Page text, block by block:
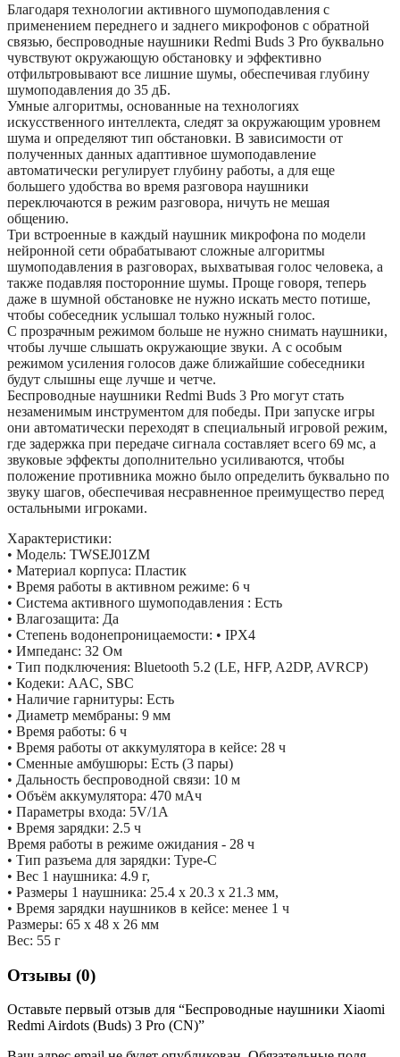
Благодаря технологии активного шумоподавления с
применением переднего и заднего микрофонов с обратной
связью, беспроводные наушники Redmi Buds 3 Pro буквально
чувствуют окружающую обстановку и эффективно
отфильтровывают все лишние шумы, обеспечивая глубину
шумоподавления до 35 дБ.
Умные алгоритмы, основанные на технологиях
искусственного интеллекта, следят за окружающим уровнем
шума и определяют тип обстановки. В зависимости от
полученных данных адаптивное шумоподавление
автоматически регулирует глубину работы, а для еще
большего удобства во время разговора наушники
переключаются в режим разговора, ничуть не мешая
общению.
Три встроенные в каждый наушник микрофона по модели
нейронной сети обрабатывают сложные алгоритмы
шумоподавления в разговорах, выхватывая голос человека, а
также подавляя посторонние шумы. Проще говоря, теперь
даже в шумной обстановке не нужно искать место потише,
чтобы собеседник услышал только нужный голос.
С прозрачным режимом больше не нужно снимать наушники,
чтобы лучше слышать окружающие звуки. А с особым
режимом усиления голосов даже ближайшие собеседники
будут слышны еще лучше и четче.
Беспроводные наушники Redmi Buds 3 Pro могут стать
незаменимым инструментом для победы. При запуске игры
они автоматически переходят в специальный игровой режим,
где задержка при передаче сигнала составляет всего 69 мс, а
звуковые эффекты дополнительно усиливаются, чтобы
положение противника можно было определить буквально по
звуку шагов, обеспечивая несравненное преимущество перед
остальными игроками.
Характеристики:
• Модель: TWSEJ01ZM
• Материал корпуса: Пластик
• Время работы в активном режиме: 6 ч
• Система активного шумоподавления : Есть
• Влагозащита: Да
• Степень водонепроницаемости: • IPX4
• Импеданс: 32 Ом
• Тип подключения: Bluetooth 5.2 (LE, HFP, A2DP, AVRCP)
• Кодеки: AAC, SBC
• Наличие гарнитуры: Есть
• Диаметр мембраны: 9 мм
• Время работы: 6 ч
• Время работы от аккумулятора в кейсе: 28 ч
• Сменные амбушюры: Есть (3 пары)
• Дальность беспроводной связи: 10 м
• Объём аккумулятора: 470 мАч
• Параметры входа: 5V/1A
• Время зарядки: 2.5 ч
Время работы в режиме ожидания - 28 ч
• Тип разъема для зарядки: Type-C
• Вес 1 наушника: 4.9 г,
• Размеры 1 наушника: 25.4 x 20.3 x 21.3 мм,
• Время зарядки наушников в кейсе: менее 1 ч
Размеры: 65 х 48 х 26 мм
Вес: 55 г
Отзывы (0)
Оставьте первый отзыв для “Беспроводные наушники Xiaomi
Redmi Airdots (Buds) 3 Pro (CN)”